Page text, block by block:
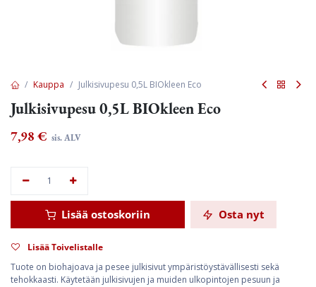
Kauppa Julkisivupesu 0,5L BIOkleen Eco
Julkisivupesu 0,5L BIOkleen Eco
7,98 € sis. ALV
Lisää ostoskoriin Osta nyt
Lisää Toivelistalle
Tuote on biohajoava ja pesee julkisivut ympäristöystävällisesti sekä
tehokkaasti. Käytetään julkisivujen ja muiden ulkopintojen pesuun ja